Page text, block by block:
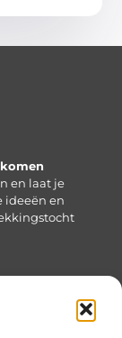
en laat je
ideeën en